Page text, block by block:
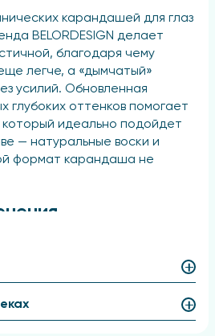
карандашей для глаз
BELORDESIGN делает
благодаря чему
легче, а «дымчатый»
усилий. Обновленная
глубоких оттенков помогает
идеально подойдет
— натуральные воски и
формат карандаша не
и межресничную линию, при